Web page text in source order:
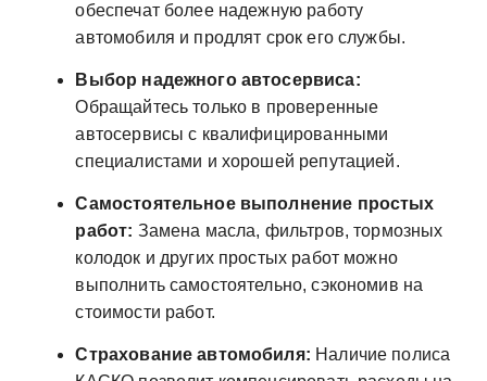
обеспечат более надежную работу
автомобиля и продлят срок его службы.
Выбор надежного автосервиса:
Обращайтесь только в проверенные
автосервисы с квалифицированными
специалистами и хорошей репутацией.
Самостоятельное выполнение простых
работ: Замена масла, фильтров, тормозных
колодок и других простых работ можно
выполнить самостоятельно, сэкономив на
стоимости работ.
Страхование автомобиля: Наличие полиса